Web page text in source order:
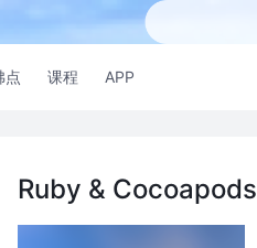
点 课程 APP
Ruby & Cocoapods